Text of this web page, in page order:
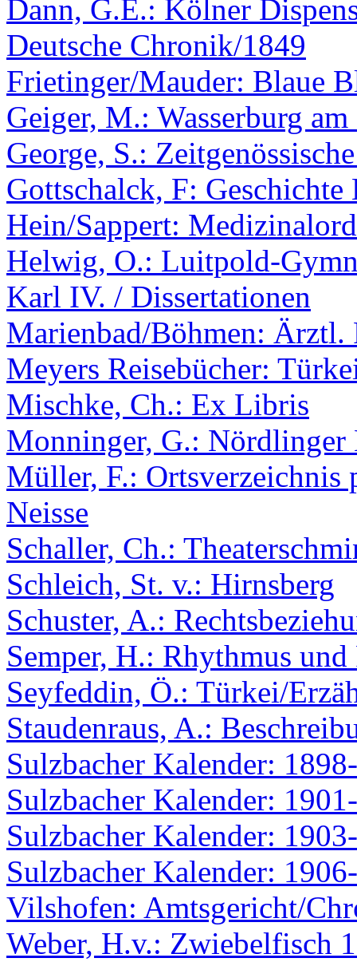
Dann, G.E.: Kölner
Deutsche Chronik/1849
Frietinger/Mauder: Blaue
Geiger, M.: Wasserburg
George, S.:
Gottschalck, F: Geschichte
Hein/Sappert:
Helwig, O.: Luitpold-
Karl IV. / Dissertationen
Marienbad/Böhmen: Ärztl.
Meyers Reisebücher:
Mischke, Ch.: Ex Libris
Monninger, G.: Nördlinger
Müller, F.: Ortsverzeichnis
Neisse
Schaller, Ch.:
Schleich, St. v.: Hirnsberg
Schuster, A.:
Semper, H.: Rhythmus und
Seyfeddin, Ö.: Türkei/
Staudenraus, A.:
Sulzbacher Kalender:
Sulzbacher Kalender:
Sulzbacher Kalender:
Sulzbacher Kalender:
Vilshofen: Amtsgericht/
Weber, H.v.: Zwiebelfisch